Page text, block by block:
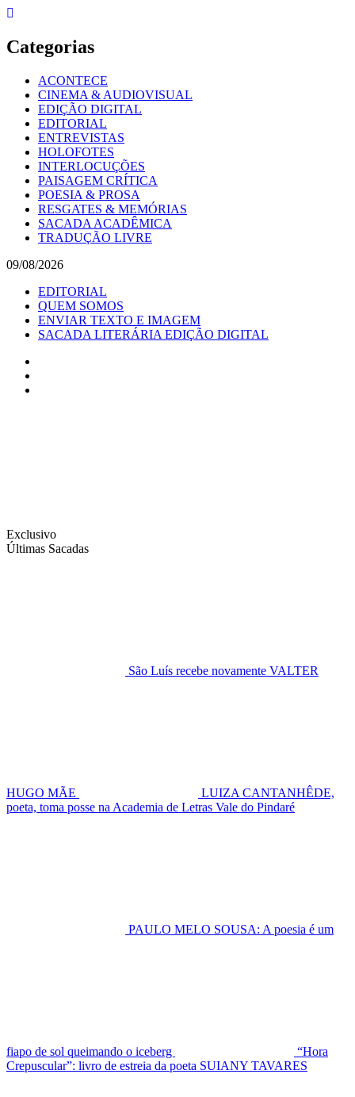
Skip
content
Categorias
ACONTECE
CINEMA & AUDIOVISUAL
EDIÇÃO DIGITAL
EDITORIAL
ENTREVISTAS
HOLOFOTES
INTERLOCUÇÕES
PAISAGEM CRÍTICA
POESIA & PROSA
RESGATES & MEMÓRIAS
SACADA ACADÊMICA
TRADUÇÃO LIVRE
09/08/2026
EDITORIAL
QUEM SOMOS
ENVIAR TEXTO E IMAGEM
SACADA LITERÁRIA EDIÇÃO DIGITAL
Exclusivo
Últimas Sacadas
São Luís recebe novamente VALTER
HUGO MÃE
LUIZA CANTANHÊDE,
poeta, toma posse na Academia de Letras Vale do Pindaré
PAULO MELO SOUSA: A poesia é um
fiapo de sol queimando o iceberg
“Hora
Crepuscular”: livro de estreia da poeta SUIANY TAVARES